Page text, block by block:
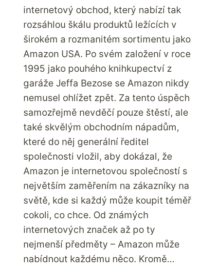
internetový obchod, který nabízí tak
rozsáhlou škálu produktů ležících v
širokém a rozmanitém sortimentu jako
Amazon USA. Po svém založení v roce
1995 jako pouhého knihkupectví z
garáže Jeffa Bezose se Amazon nikdy
nemusel ohlížet zpět. Za tento úspěch
samozřejmě nevděčí pouze štěstí, ale
také skvělým obchodním nápadům,
které do něj generální ředitel
společnosti vložil, aby dokázal, že
Amazon je internetovou společností s
největším zaměřením na zákazníky na
světě, kde si každý může koupit téměř
cokoli, co chce. Od známých
internetových značek až po ty
nejmenší předměty – Amazon může
nabídnout každému něco. Kromě…